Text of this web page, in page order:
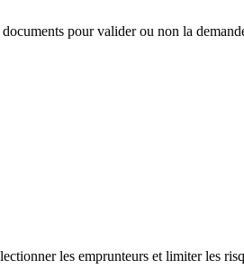
pour valider ou non la
les emprunteurs et limiter les